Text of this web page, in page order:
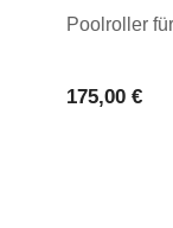
Poolroller
175,00 €